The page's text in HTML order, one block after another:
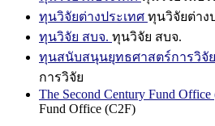
ทุนวิจัยต่างประเทศ ทุนวิจัยต่าง
ทุนวิจัย สบจ. ทุนวิจัย สบจ.
ทุนสนับสนุนยุทธศาสตร์การวิจัย
การวิจัย
The Second Century Fund Office
Fund Office (C2F)